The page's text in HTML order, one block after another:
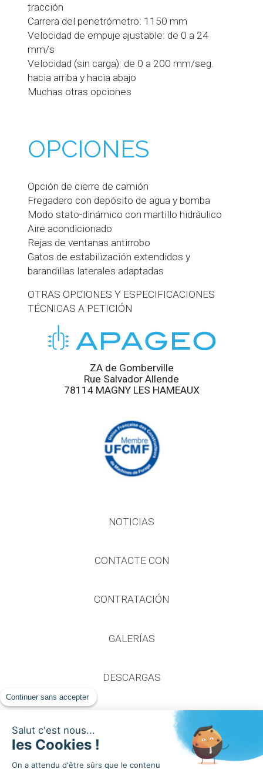
tracción
Carrera del penetrómetro: 1150 mm
Velocidad de empuje ajustable: de 0 a 24
mm/s
Velocidad (sin carga): de 0 a 200 mm/seg.
hacia arriba y hacia abajo
Muchas otras opciones
OPCIONES
Opción de cierre de camión
Fregadero con depósito de agua y bomba
Modo stato-dinámico con martillo hidráulico
Aire acondicionado
Rejas de ventanas antirrobo
Gatos de estabilización extendidos y
barandillas laterales adaptadas
OTRAS OPCIONES Y ESPECIFICACIONES
TÉCNICAS A PETICIÓN
ZA de Gomberville
Rue Salvador Allende
78114 MAGNY LES HAMEAUX
NOTICIAS
CONTACTE CON
CONTRATACIÓN
GALERÍAS
DESCARGAS
Continuer sans accepter
Salut c'est nous...
les Cookies !
On a attendu d'être sûrs que le contenu